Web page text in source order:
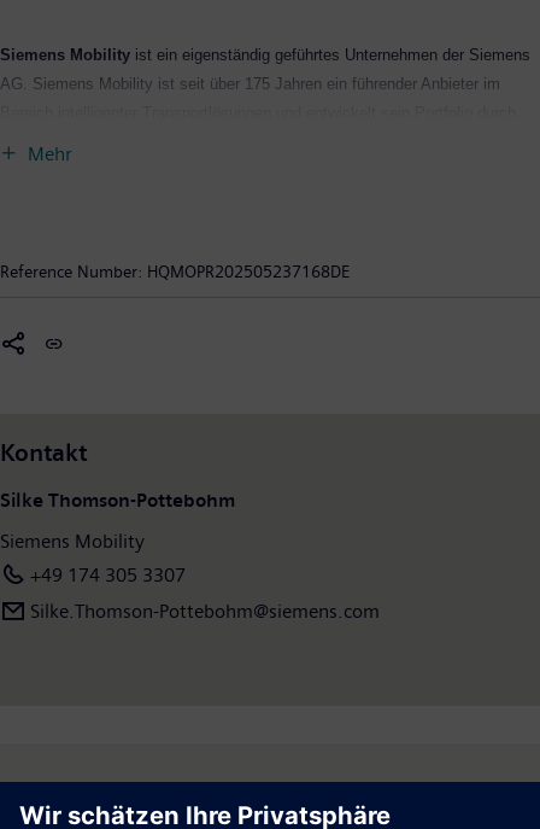
Siemens Mobility ist ein eigenständig geführtes Unternehmen der Siemens
AG. Siemens Mobility ist seit über 175 Jahren ein führender Anbieter im
Verfügbarkeit zu garantieren. Im Geschäftsjahr 2024, das am 30. September
Mehr
Reference Number: HQMOPR202505237168DE
Kontakt
Silke Thomson-Pottebohm
Siemens Mobility
+49 174 305 3307
Silke.Thomson-Pottebohm@siemens.com
Follow